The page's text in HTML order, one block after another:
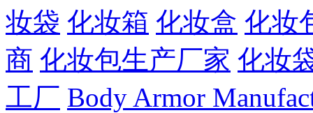
妆袋 化妆箱 化妆盒 化妆
商 化妆包生产厂家 化妆
工厂 Body Armor